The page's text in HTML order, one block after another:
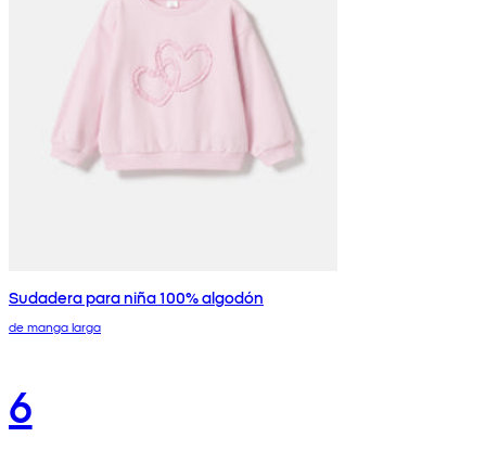
Sudadera para niña 100% algodón
de manga larga
6